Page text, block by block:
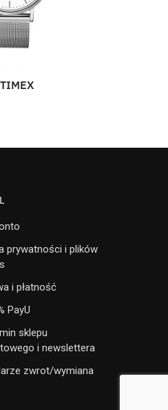
prywatności i plików
i płatność
PayU
sklepu
i newslettera
zwrot/wymiana